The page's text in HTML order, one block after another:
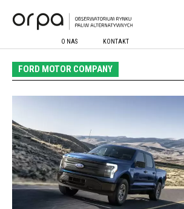
O NAS KONTAKT
FORD MOTOR COMPANY